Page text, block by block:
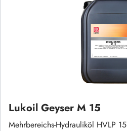
Lukoil Geyser M 15
Mehrbereichs-Hydrauliköl HVLP 15